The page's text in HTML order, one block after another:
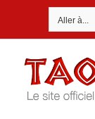
Aller à...